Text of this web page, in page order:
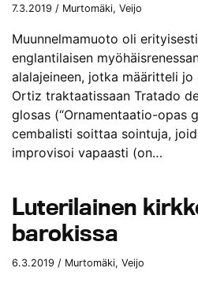
7.3.2019 / Murtomäki, Veijo
Muunnelmamuoto oli
englantilaisen
alalajeineen, jotka määritteli
Ortiz traktaatissaan Tratado
glosas (“Ornamentaatio-opas
cembalisti soittaa sointuja,
improvisoi vapaasti (on…
Luterilainen
barokissa
6.3.2019 / Murtomäki, Veijo